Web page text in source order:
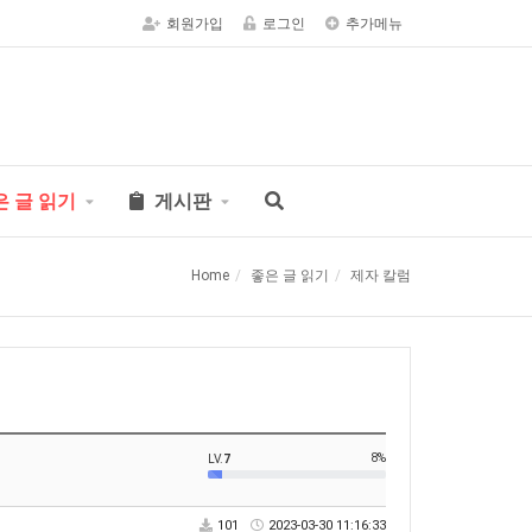
회원가입 로그인 추가메뉴
글 읽기 게시판
Home 좋은 글 읽기 제자 칼럼
LV.7 8%
101 2023-03-30 11:16:33